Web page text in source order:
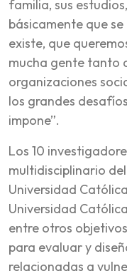
familia, sus
básicamente que
existe, que
mucha gente tanto
organizaciones
los grandes
impone”.
Los 10
multidisciplinario
Universidad
Universidad
entre otros
para evaluar y
relacionadas a